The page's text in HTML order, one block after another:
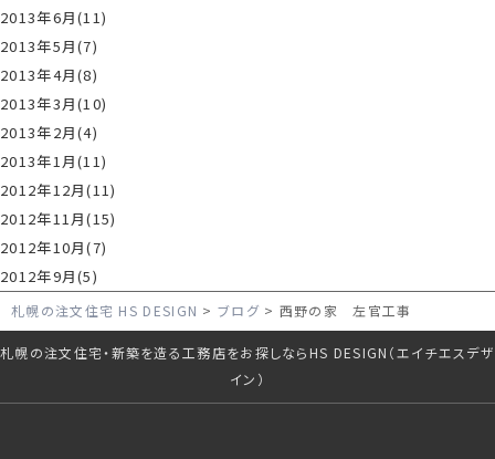
2013年6月(11)
2013年5月(7)
2013年4月(8)
2013年3月(10)
2013年2月(4)
2013年1月(11)
2012年12月(11)
2012年11月(15)
2012年10月(7)
2012年9月(5)
札幌の注文住宅 HS DESIGN ブログ 西野の家 左官工事
札幌の注文住宅・新築を造る工務店をお探しならHS DESIGN（エイチエスデザ
イン）